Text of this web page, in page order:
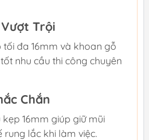
Trội
đa 16mm và khoan gỗ
nhu cầu thi công chuyên
Chắn
16mm giúp giữ mũi
rung lắc khi làm việc.